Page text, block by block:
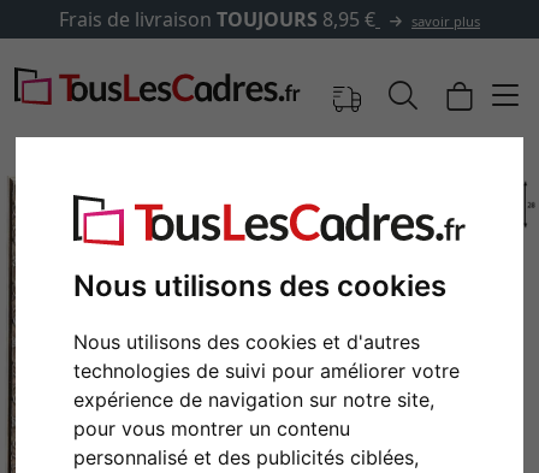
Nous utilisons des cookies
Nous utilisons des cookies et d'autres
technologies de suivi pour améliorer votre
expérience de navigation sur notre site,
pour vous montrer un contenu
personnalisé et des publicités ciblées,
Frais de livraison TOUJOURS 8,95 € savoir plus
Retour